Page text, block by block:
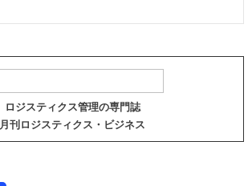
ロジスティクス管理の専門誌
月刊ロジスティクス・ビジネス